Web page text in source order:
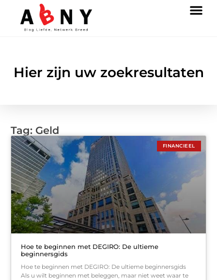
Hier zijn uw zoekresultaten
Tag: Geld
FINANCIEEL
Hoe te beginnen met DEGIRO: De ultieme
beginnersgids
Hoe te beginnen met DEGIRO: De ultieme beginnersgids
Als u wilt beginnen met beleggen, maar niet weet waar te